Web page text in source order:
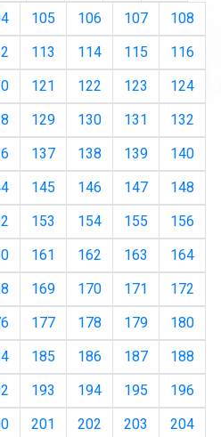
105 106 107
108
113 114 115
116
121 122 123
124
129 130 131
132
137 138 139
140
145 146 147
148
153 154 155
156
161 162 163
164
169 170 171
172
177 178 179
180
185 186 187
188
193 194 195
196
201 202 203
204